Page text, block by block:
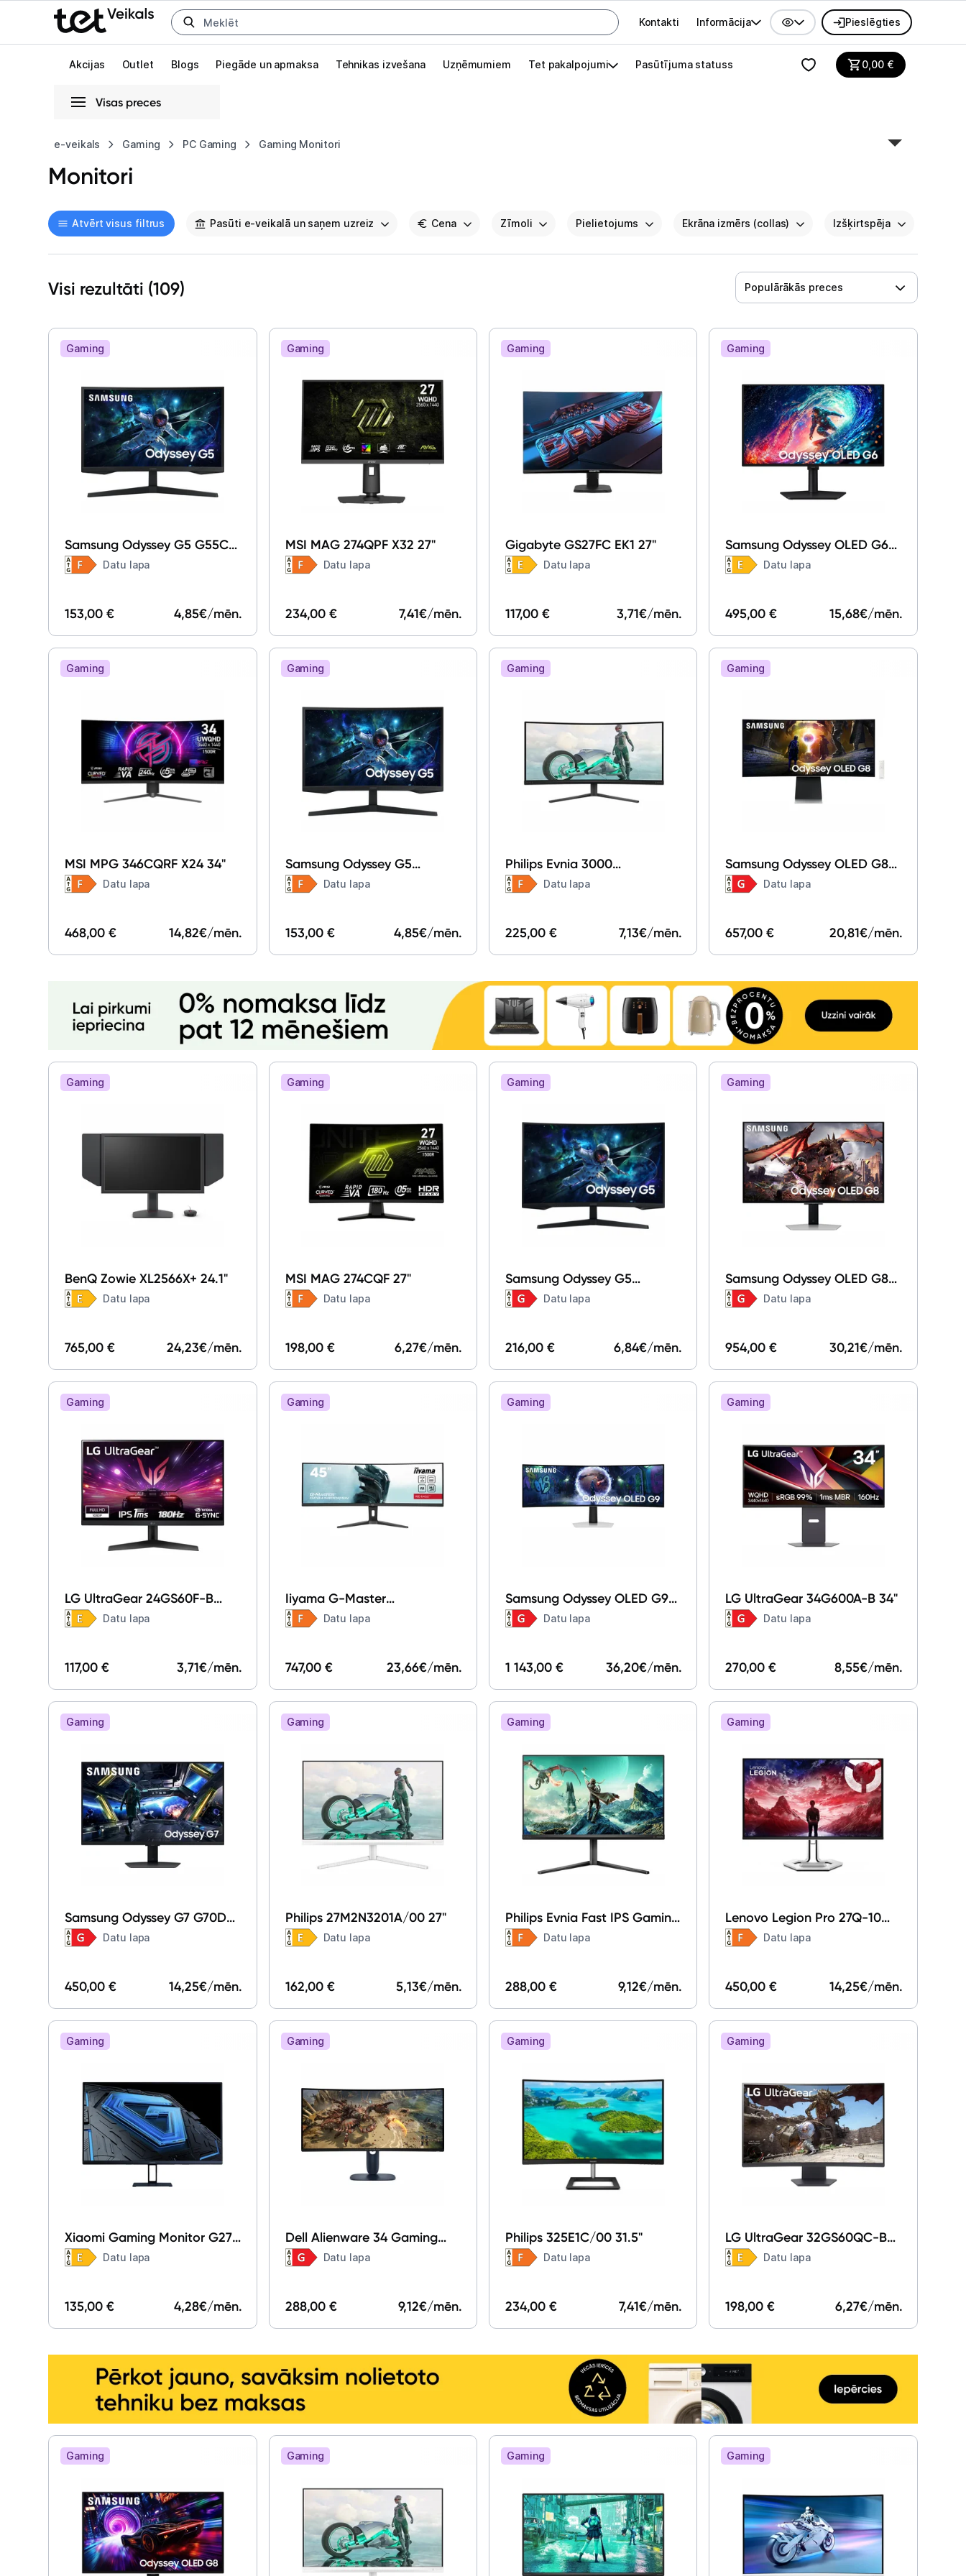
Uz kategorijam Uz galveno saturu
Galvenes izvēlne
Kontakti Informācija Pieslēgties
Akcijas Outlet Blogs Piegāde un apmaksa Tehnikas izvešana Uzņēmumiem Tet pakalpojumi Pasūtījuma statuss 0,00€
Visas preces
e-veikals Gaming PC Gaming Gaming Monitori
Pieslēgties
Izvēlies kāroto ierīci izdevīgāk!
Gaming datori
Perifērijas ierīces
Vēlmju saraksts
Blogs
Piegāde un apmaksa
Tehnikas izvešana
Uzņēmumiem
Animācijas
Globāls iestatījums animāciju aktivizēšanai vai deaktivizēšanai visā lapā.
Monitori
Atvērt visus filtrus Pasūti e-veikalā un saņem uzreiz Cena Zīmoli Pielietojums Ekrāna izmērs (collas) Izšķirtspēja
Visi rezultāti (109) Populārākās preces
Gaming
Samsung Odyssey G5 G55C
27" LS27CG554EUXEN
Datu lapa
153,00 € 4,85€/mēn.
Gaming
MSI MAG 274QPF X32 27"
Datu lapa
234,00 € 7,41€/mēn.
Gaming
Gigabyte GS27FC EK1 27"
Datu lapa
117,00 € 3,71€/mēn.
Gaming
Samsung Odyssey OLED G6
LS27HG612SUXEN 27"
Datu lapa
495,00 € 15,68€/mēn.
Gaming
MSI MPG 346CQRF X24 34"
Datu lapa
468,00 € 14,82€/mēn.
Gaming
Samsung Odyssey G5
LS27CG552EUXEN 27"
Datu lapa
153,00 € 4,85€/mēn.
Gaming
Philips Evnia 3000
34M2C3500L 34"
Datu lapa
225,00 € 7,13€/mēn.
Gaming
Samsung Odyssey OLED G8
G85SD 34"
LS34DG850SUXDU
Datu lapa
657,00 € 20,81€/mēn.
Gaming
BenQ Zowie XL2566X+ 24.1"
Datu lapa
765,00 € 24,23€/mēn.
Gaming
MSI MAG 274CQF 27"
Datu lapa
198,00 € 6,27€/mēn.
Gaming
Samsung Odyssey G5
LS32CG552EUXEN 32"
Datu lapa
216,00 € 6,84€/mēn.
Gaming
Samsung Odyssey OLED G8
LS32DG802SUXDU 32"
Datu lapa
954,00 € 30,21€/mēn.
Gaming
LG UltraGear 24GS60F-B
23.8"
Datu lapa
117,00 € 3,71€/mēn.
Gaming
Iiyama G-Master
GCB4580DQSN-B1 44.5"
Datu lapa
747,00 € 23,66€/mēn.
Gaming
Samsung Odyssey OLED G9
49" LS49DG934SUXEN
Datu lapa
1 143,00 € 36,20€/mēn.
Gaming
LG UltraGear 34G600A-B 34"
Datu lapa
270,00 € 8,55€/mēn.
Gaming
Samsung Odyssey G7 G70D
UHD 32 " LS32DG702EUXDU
Datu lapa
450,00 € 14,25€/mēn.
Gaming
Philips 27M2N3201A/00 27"
Datu lapa
162,00 € 5,13€/mēn.
Gaming
Philips Evnia Fast IPS Gaming
monitor 27M2N3800A/00 27"
Datu lapa
288,00 € 9,12€/mēn.
Gaming
Lenovo Legion Pro 27Q-10
26.5"
Datu lapa
450,00 € 14,25€/mēn.
Gaming
Xiaomi Gaming Monitor G27i
27"
Datu lapa
135,00 € 4,28€/mēn.
Gaming
Dell Alienware 34 Gaming
Monitor - AW3425DWM
Datu lapa
288,00 € 9,12€/mēn.
Gaming
Philips 325E1C/00 31.5"
Datu lapa
234,00 € 7,41€/mēn.
Gaming
LG UltraGear 32GS60QC-B
31.5"
Datu lapa
198,00 € 6,27€/mēn.
Gaming Gaming Gaming Gaming